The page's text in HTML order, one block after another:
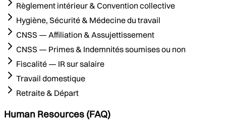
Règlement intérieur & Convention collective
Hygiène, Sécurité & Médecine du travail
CNSS — Affiliation & Assujettissement
CNSS — Primes & Indemnités soumises ou non
Fiscalité — IR sur salaire
Travail domestique
Retraite & Départ
Human Resources (FAQ)